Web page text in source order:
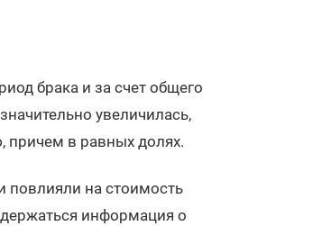
брака и за счет общего
увеличилась,
в равных долях.
повлияли на стоимость
информация о